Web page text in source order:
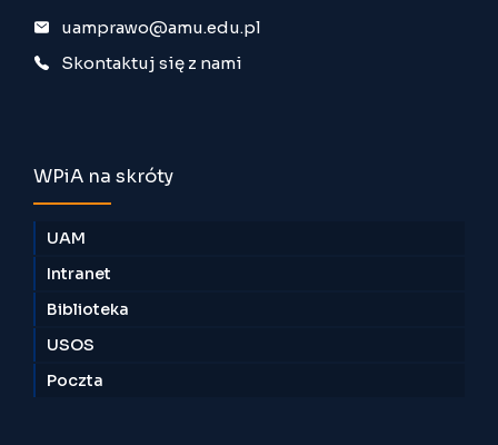
uamprawo@amu.edu.pl
Skontaktuj się z nami
WPiA na skróty
UAM
Intranet
Biblioteka
USOS
Poczta